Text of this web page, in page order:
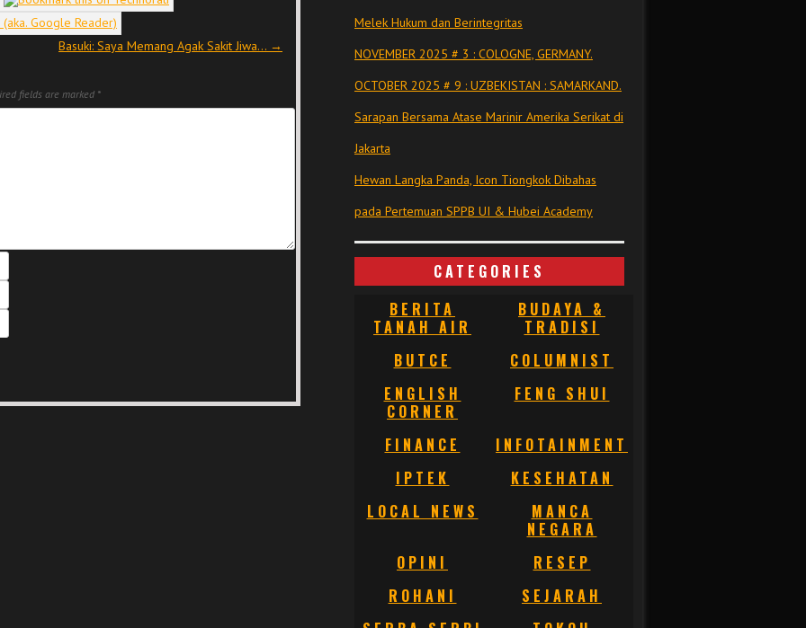
Basuki: Saya Memang Agak Sakit Jiwa… →
fields are marked *
Melek Hukum dan Berintegritas
NOVEMBER 2025 # 3 : COLOGNE, GERMANY.
OCTOBER 2025 # 9 : UZBEKISTAN : SAMARKAND.
Sarapan Bersama Atase Marinir Amerika Serikat di
Jakarta
Hewan Langka Panda, Icon Tiongkok Dibahas
pada Pertemuan SPPB UI & Hubei Academy
CATEGORIES
BERITA
TANAH AIR
BUDAYA &
TRADISI
BUTCE
COLUMNIST
ENGLISH
CORNER
FENG SHUI
FINANCE
INFOTAINMENT
IPTEK
KESEHATAN
LOCAL NEWS
MANCA
NEGARA
OPINI
RESEP
ROHANI
SEJARAH